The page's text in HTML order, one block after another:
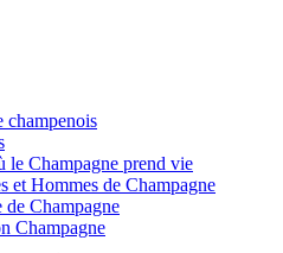
champenois
le Champagne prend vie
et Hommes de Champagne
Champagne
Champagne